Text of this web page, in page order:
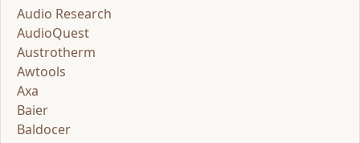
Audio Research
AudioQuest
Austrotherm
Awtools
Axa
Baier
Baldocer